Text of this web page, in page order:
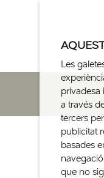
Les
privadesa
a través
tercers
publicitat
basades
que no